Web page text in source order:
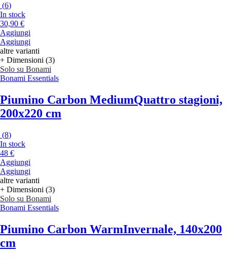
(6)
In stock
30,90 €
Aggiungi
Aggiungi
altre varianti
+ Dimensioni (3)
Solo su Bonami
Bonami Essentials
Piumino Carbon MediumQuattro stagioni,
200x220 cm
(8)
In stock
48 €
Aggiungi
Aggiungi
altre varianti
+ Dimensioni (3)
Solo su Bonami
Bonami Essentials
Piumino Carbon WarmInvernale, 140x200
cm